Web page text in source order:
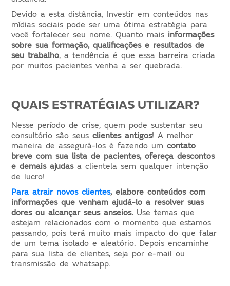
Devido a esta distância, Investir em conteúdos nas
mídias sociais pode ser uma ótima estratégia para
você fortalecer seu nome. Quanto mais informações
sobre sua formação, qualificações e resultados de
seu trabalho, a tendência é que essa barreira criada
por muitos pacientes venha a ser quebrada.
QUAIS ESTRATÉGIAS UTILIZAR?
Nesse período de crise, quem pode sustentar seu
consultório são seusclientes antigos! A melhor
maneira de assegurá-los é fazendo umcontato
breve com sua lista de pacientes, ofereça descontos
e demais ajudasa clientela sem qualquer intenção
de lucro!
Para atrair novos clientes, elabore conteúdos com
informações que venham ajudá-lo a resolver suas
dores ou alcançar seus anseios.Use temas que
estejam relacionados com o momento que estamos
passando, pois terá muito mais impacto do que falar
de um tema isolado e aleatório. Depois encaminhe
para sua lista de clientes, seja por e-mail ou
transmissão de whatsapp.